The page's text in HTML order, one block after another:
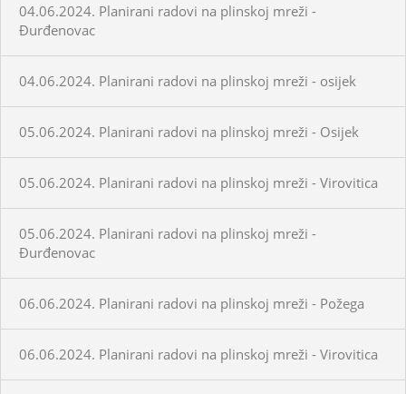
04.06.2024. Planirani radovi na plinskoj mreži -
Đurđenovac
04.06.2024. Planirani radovi na plinskoj mreži - osijek
05.06.2024. Planirani radovi na plinskoj mreži - Osijek
05.06.2024. Planirani radovi na plinskoj mreži - Virovitica
05.06.2024. Planirani radovi na plinskoj mreži -
Đurđenovac
06.06.2024. Planirani radovi na plinskoj mreži - Požega
06.06.2024. Planirani radovi na plinskoj mreži - Virovitica